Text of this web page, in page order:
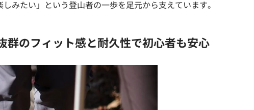
みたい」という登山者の一歩を足元から支えています。
のフィット感と耐久性で初心者も安心